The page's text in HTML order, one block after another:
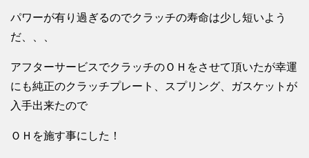
パワーが有り過ぎるのでクラッチの寿命は少し短いよう
だ、、、
アフターサービスでクラッチのＯＨをさせて頂いたが幸運
にも純正のクラッチプレート、スプリング、ガスケットが
入手出来たので
ＯＨを施す事にした！